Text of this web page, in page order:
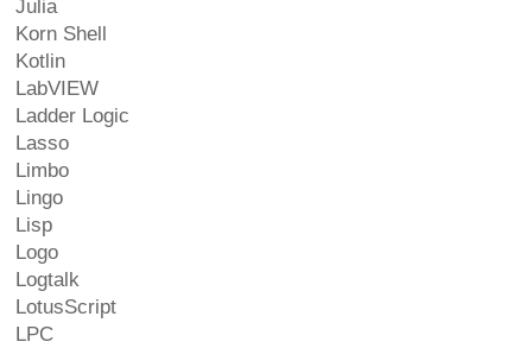
Julia
Korn Shell
Kotlin
LabVIEW
Ladder Logic
Lasso
Limbo
Lingo
Lisp
Logo
Logtalk
LotusScript
LPC